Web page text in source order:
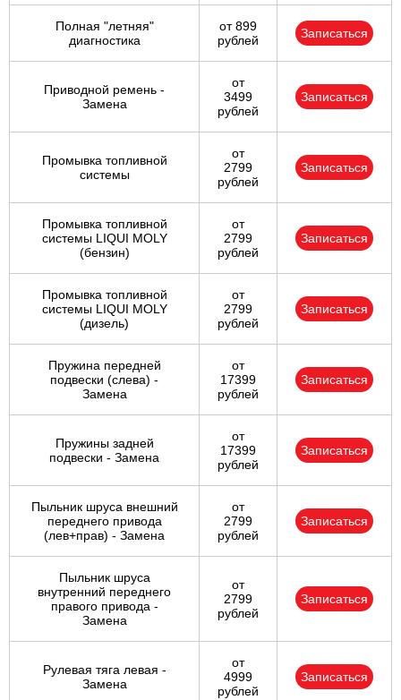
Полная "летняя"
диагностика
от 899
рублей
Записаться
Приводной ремень -
Замена
от
3499
рублей
Записаться
Промывка топливной
системы
от
2799
рублей
Записаться
Промывка топливной
системы LIQUI MOLY
(бензин)
от
2799
рублей
Записаться
Промывка топливной
системы LIQUI MOLY
(дизель)
от
2799
рублей
Записаться
Пружина передней
подвески (слева) -
Замена
от
17399
рублей
Записаться
Пружины задней
подвески - Замена
от
17399
рублей
Записаться
Пыльник шруса внешний
переднего привода
(лев+прав) - Замена
от
2799
рублей
Записаться
Пыльник шруса
внутренний переднего
правого привода -
Замена
от
2799
рублей
Записаться
Рулевая тяга левая -
Замена
от
4999
рублей
Записаться